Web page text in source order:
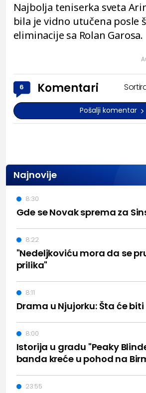
Najbolja teniserka sveta
bila je vidno utučena posle
eliminacije sa Rolan Garosa.
6 Komentari
Pošalji komentar
Najnovije
Gde se Novak sprema za
8:30
"Nedeljkoviću mora da se
prilika"
8:22
Drama u Njujorku: Šta će
8:11
Istorija u gradu "Peaky
banda kreće u pohod na
8:00
23:55